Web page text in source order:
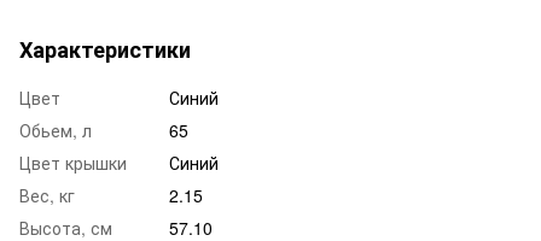
Характеристики
Цвет
Синий
Обьем, л
65
Цвет крышки
Синий
Вес, кг
2.15
Высота, см
57.10